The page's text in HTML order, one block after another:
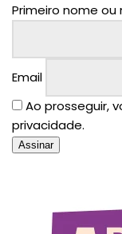
Primeiro nome
Email
Ao prosseguir,
privacidade.